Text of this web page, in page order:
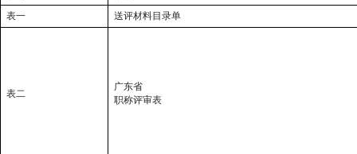
表一
送评材料目录单
表二
广东省
职称评审表